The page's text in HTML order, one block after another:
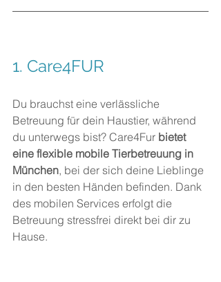
1. Care4FUR
Du brauchst eine verlässliche
Betreuung für dein Haustier, während
du unterwegs bist? Care4Fur bietet
eine flexible mobile Tierbetreuung in
München, bei der sich deine Lieblinge
in den besten Händen befinden. Dank
des mobilen Services erfolgt die
Betreuung stressfrei direkt bei dir zu
Hause.